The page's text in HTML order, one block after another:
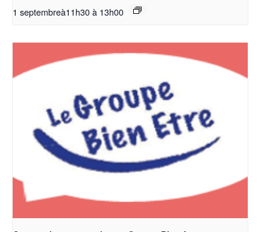
1 septembreà11h30à 13h00